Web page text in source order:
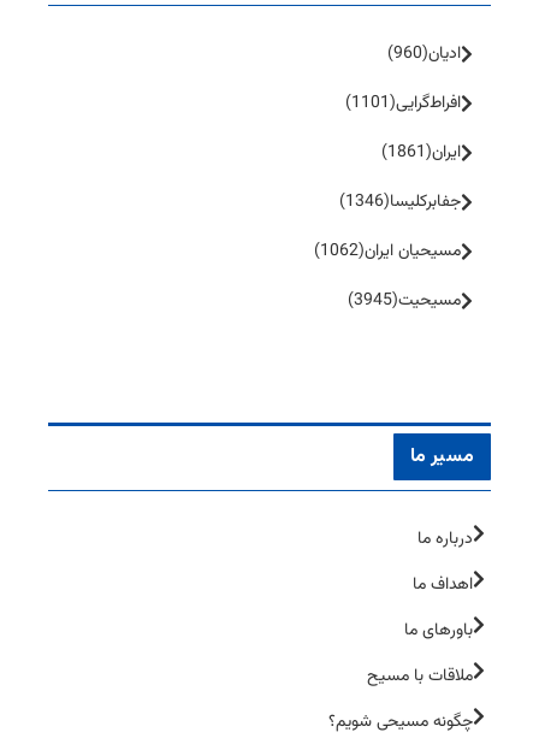
ادیان(960)
افراط‌گرایی(1101)
ایران(1861)
جفا‌بر‌کلیسا(1346)
مسیحیان ایران(1062)
مسیحیت(3945)
مسیر ما
درباره ما
اهداف ما
باورهای ما
ملاقات با مسیح
چگونه مسیحی شویم؟